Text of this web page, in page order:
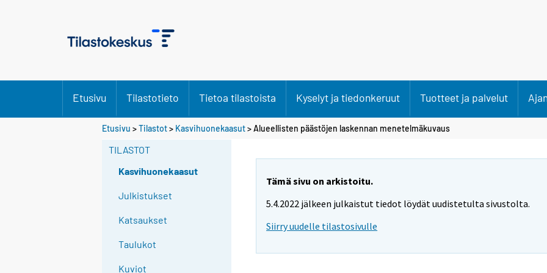
Etusivu Tilastotieto Tietoa tilastoista Kyselyt ja tiedonkeruut Tuotteet ja palvelut
Etusivu >Tilastot> Kasvihuonekaasut> Alueellisten päästöjen laskennan menetelmäkuvaus
TILASTOT
Kasvihuonekaasut
Julkistukset
Katsaukset
Taulukot
Kuviot
Tämä sivu on arkistoitu.
5.4.2022 jälkeen julkaistut tiedot löydät uudistetulta sivustolta.
Siirry uudelle tilastosivulle